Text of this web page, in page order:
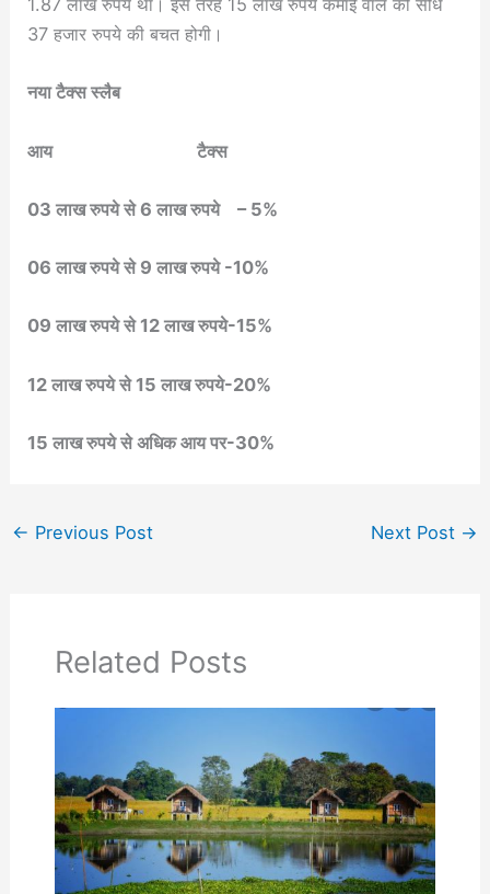
1.87 लाख रुपये था। इस तरह 15 लाख रुपये कमाई वाले को सीधे
37 हजार रुपये की बचत होगी।
नया टैक्स स्लैब
आय टैक्स
03 लाख रुपये से 6 लाख रुपये – 5%
06 लाख रुपये से 9 लाख रुपये -10%
09 लाख रुपये से 12 लाख रुपये-15%
12 लाख रुपये से 15 लाख रुपये-20%
15 लाख रुपये से अधिक आय पर-30%
← Previous Post Next Post →
Related Posts